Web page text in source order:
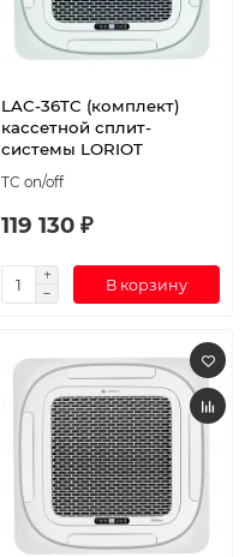
LAC-36TC (комплект)
кассетной сплит-
системы LORIOT
TC on/off
119 130 ₽
В корзину